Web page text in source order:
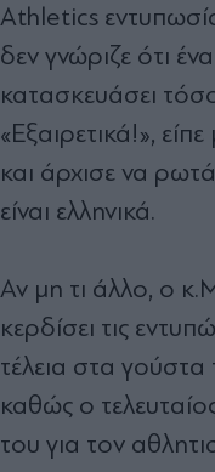
Athletics
δεν γνώριζε ότι
κατασκευάσει
«Εξαιρετικά!»,
και άρχισε να
είναι ελληνικά.
Αν μη τι άλλο, ο
κερδίσει τις
τέλεια στα
καθώς ο
του για τον